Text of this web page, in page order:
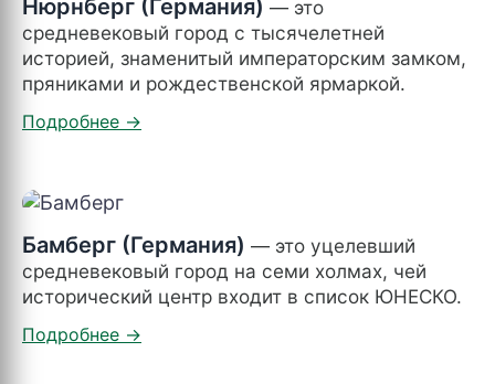
Нюрнберг (Германия) — это
средневековый город с тысячелетней
историей, знаменитый императорским замком,
пряниками и рождественской ярмаркой.
Бамберг (Германия) — это уцелевший
средневековый город на семи холмах, чей
исторический центр входит в список ЮНЕСКО.